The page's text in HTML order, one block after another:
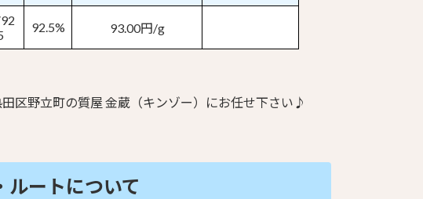
92.5% 93.00円/g
区野立町の質屋 金蔵（キンゾー）にお任せ下さい♪
ルートについて